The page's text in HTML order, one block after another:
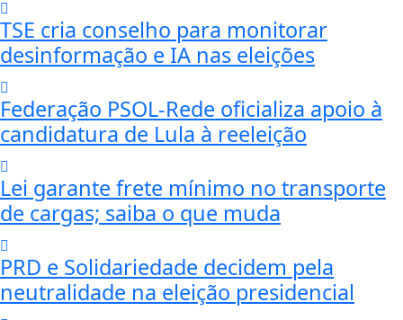
TSE cria conselho para monitorar
desinformação e IA nas eleições
Federação PSOL-Rede oficializa apoio à
candidatura de Lula à reeleição
Lei garante frete mínimo no transporte
de cargas; saiba o que muda
PRD e Solidariedade decidem pela
neutralidade na eleição presidencial